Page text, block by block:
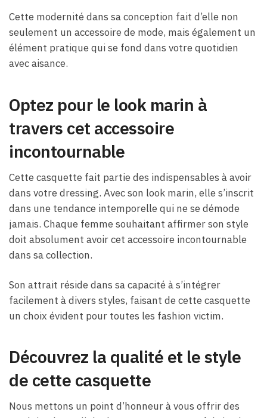
Cette modernité dans sa conception fait d’elle non
seulement un accessoire de mode, mais également un
élément pratique qui se fond dans votre quotidien
avec aisance.
Optez pour le look marin à
travers cet accessoire
incontournable
Cette casquette fait partie des indispensables à avoir
dans votre dressing. Avec son look marin, elle s’inscrit
dans une tendance intemporelle qui ne se démode
jamais. Chaque femme souhaitant affirmer son style
doit absolument avoir cet accessoire incontournable
dans sa collection.
Son attrait réside dans sa capacité à s’intégrer
facilement à divers styles, faisant de cette casquette
un choix évident pour toutes les fashion victim.
Découvrez la qualité et le style
de cette casquette
Nous mettons un point d’honneur à vous offrir des